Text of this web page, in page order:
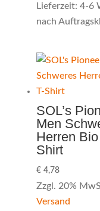
Lieferzeit: 4-6
nach
SOL’s
Men
Herren
Shirt
€4,78
Zzgl. 20%
Versand